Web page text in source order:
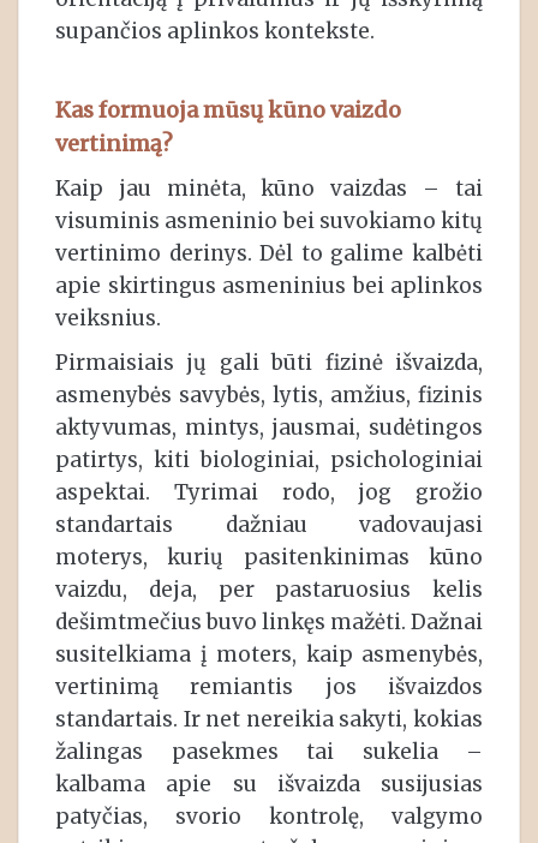
supančios aplinkos kontekste.
Kas formuoja mūsų kūno vaizdo
vertinimą?
Kaip jau minėta, kūno vaizdas – tai
visuminis asmeninio bei suvokiamo kitų
vertinimo derinys. Dėl to galime kalbėti
apie skirtingus asmeninius bei aplinkos
veiksnius.
Pirmaisiais jų gali būti fizinė išvaizda,
asmenybės savybės, lytis, amžius, fizinis
aktyvumas, mintys, jausmai, sudėtingos
patirtys, kiti biologiniai, psichologiniai
aspektai. Tyrimai rodo, jog grožio
standartais dažniau vadovaujasi
moterys, kurių pasitenkinimas kūno
vaizdu, deja, per pastaruosius kelis
dešimtmečius buvo linkęs mažėti. Dažnai
susitelkiama į moters, kaip asmenybės,
vertinimą remiantis jos išvaizdos
standartais. Ir net nereikia sakyti, kokias
žalingas pasekmes tai sukelia –
kalbama apie su išvaizda susijusias
patyčias, svorio kontrolę, valgymo